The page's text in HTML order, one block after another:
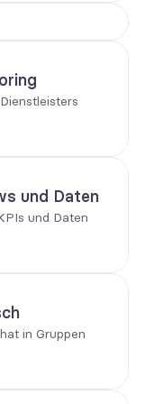
und Daten
und Daten
in Gruppen